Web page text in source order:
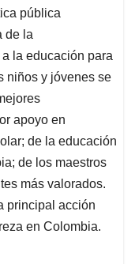
pública
de la
la educación para
niños y jóvenes se
apoyo en
de la educación
de los maestros
más valorados.
principal acción
en Colombia.